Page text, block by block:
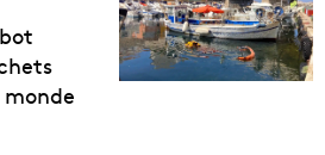
monde